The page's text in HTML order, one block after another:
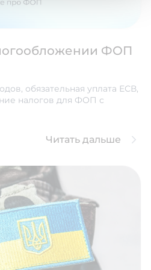
ФОП
обязательная уплата ЕСВ,
налогов для ФОП с
Читать дальше